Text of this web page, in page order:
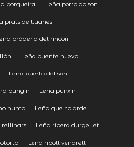
porqueira Leña porto do son
prats de lluanès
prádena del rincón
Leña puente nuevo
Leña puerto del son
pungín Leña punxín
humo Leña que no arde
rellinars Leña ribera durgellet
Leña ripoll vendrell